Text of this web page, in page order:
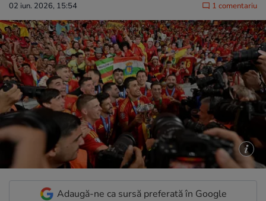
02 iun. 2026, 15:54 1 comentariu
Adaugă-ne ca sursă preferată în Google